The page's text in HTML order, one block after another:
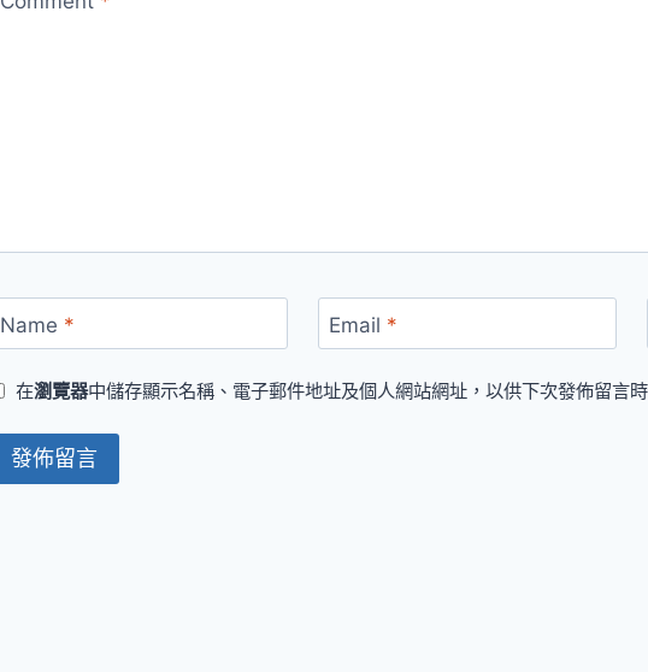
Name * Email *
在瀏覽器中儲存顯示名稱、電子郵件地址及個人網站網址，以供下次發佈留言時